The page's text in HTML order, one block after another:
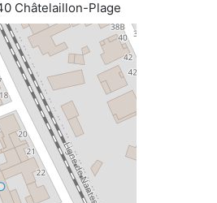
Châtelaillon-Plage